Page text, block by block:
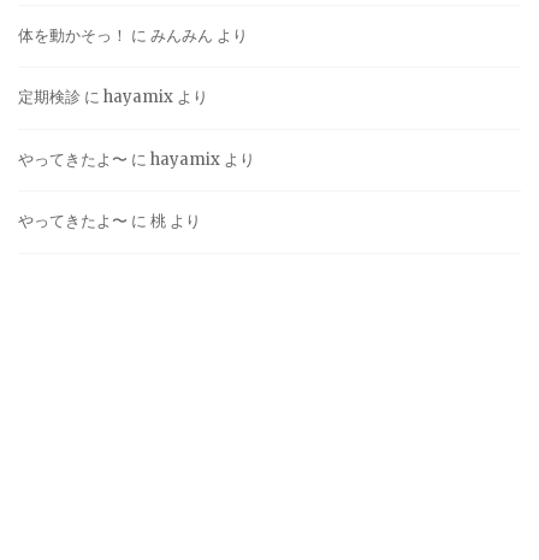
体を動かそっ！ に みんみん より
定期検診 に hayamix より
やってきたよ〜 に hayamix より
やってきたよ〜 に 桃 より